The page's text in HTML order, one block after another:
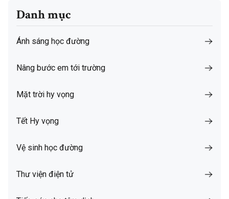
Danh mục
Ánh sáng học đường
Nâng bước em tới trường
Mặt trời hy vọng
Tết Hy vọng
Vệ sinh học đường
Thư viện điện tử